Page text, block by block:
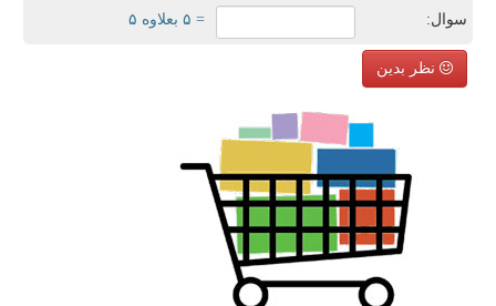
سوال: = ۵ بعلاوه ۵
نظر بدین